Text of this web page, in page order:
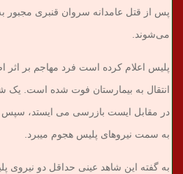
پس از قتل عامدانه سروان قنبری مجبور
می‌شوند.
پلیس اعلام کرده است فرد مهاجم بر اثر
انتقال به بیمارستان فوت شده است. یک
در مقابل ایست بازرسی می ایستد،
به سمت نیروهای پلیس هجوم میبرد.
به گفته این شاهد عینی حداقل دو نیروی